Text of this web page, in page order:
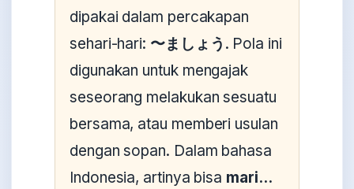
dipakai dalam percakapan
sehari-hari: 〜ましょう . Pola ini
digunakan untuk mengajak
seseorang melakukan sesuatu
bersama, atau memberi usulan
dengan sopan. Dalam bahasa
Indonesia, artinya bisa mari...